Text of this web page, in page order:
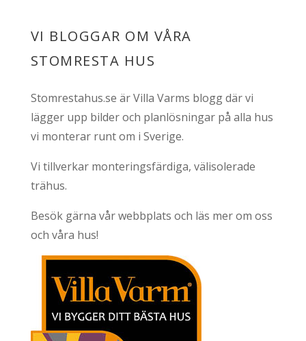
VI BLOGGAR OM VÅRA
STOMRESTA HUS
Stomrestahus.se är Villa Varms blogg där vi
lägger upp bilder och planlösningar på alla hus
vi monterar runt om i Sverige.
Vi tillverkar monteringsfärdiga, välisolerade
trähus.
Besök gärna vår webbplats och läs mer om oss
och våra hus!